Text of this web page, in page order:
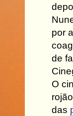
por
de
O
das